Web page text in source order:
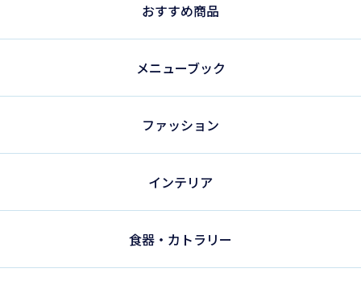
おすすめ商品
メニューブック
ファッション
インテリア
食器・カトラリー